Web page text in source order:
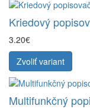
Kriedový
3.20€
Zvoliť variant
Multifunkčný